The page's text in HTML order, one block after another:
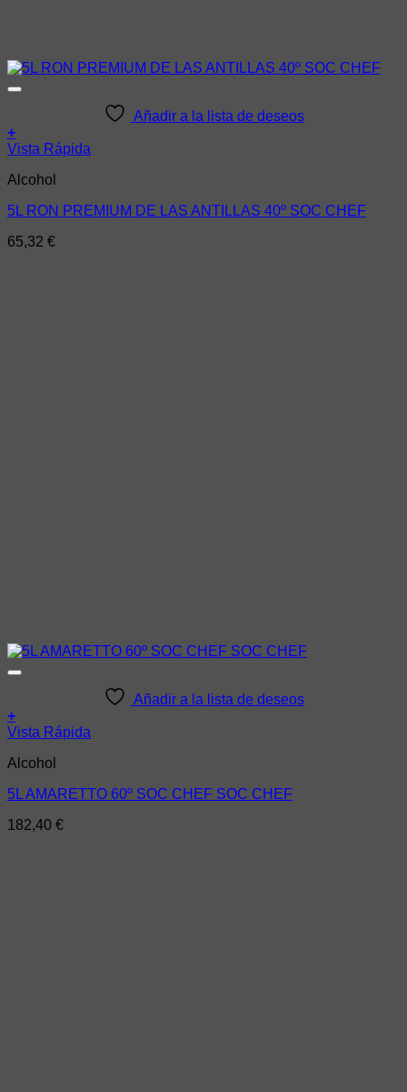
Añadir a la lista de deseos
+
Vista Rápida
Alcohol
5L RON PREMIUM DE LAS ANTILLAS 40º SOC CHEF
65,32 €
Añadir a la lista de deseos
+
Vista Rápida
Alcohol
5L AMARETTO 60º SOC CHEF SOC CHEF
182,40 €